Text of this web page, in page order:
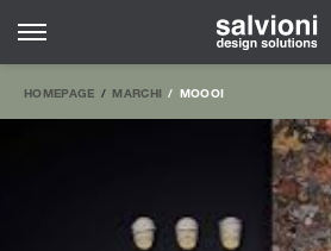
HOMEPAGE MARCHI MOOOI